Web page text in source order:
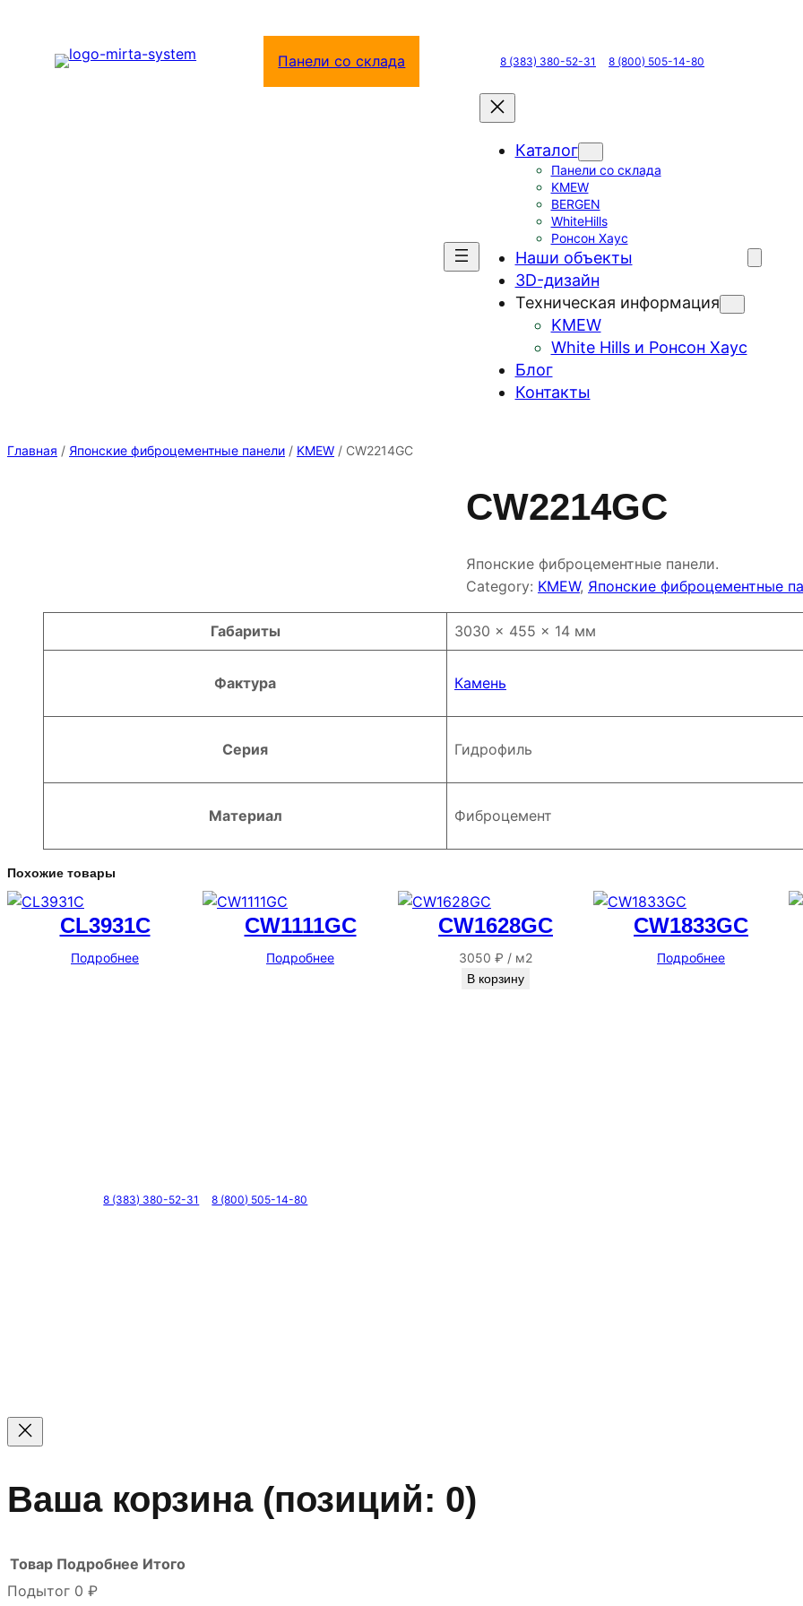
содержимому
Панели со склада 8 (383) 380-52-31 8 (800) 505-14-80
Каталог
Панели со склада
KMEW
BERGEN
WhiteHills
Ронсон Хаус
Наши объекты
3D-дизайн
Техническая информация
KMEW
White Hills и Ронсон Хаус
Блог
Контакты
Главная / Японские фиброцементные панели / KMEW / CW2214GC
CW2214GC
Японские фиброцементные панели.
Category: KMEW, Японские фиброцементные
Габариты 3030 × 455 × 14 мм
Фактура Камень
Серия Гидрофиль
Материал Фиброцемент
Похожие товары
CL3931C
Подробнее
CW1111GC
Подробнее
CW1628GC
3050 ₽ / м2
В корзину
CW1833GC
Подробнее
8 (383) 380-52-31 8 (800) 505-14-80
Ваша корзина (позиций: 0)
Товар Подробнее Итого
Подытог 0 ₽